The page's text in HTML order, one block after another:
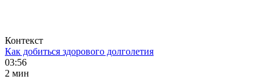
Контекст
Как добиться здорового долголетия
03:56
2 мин